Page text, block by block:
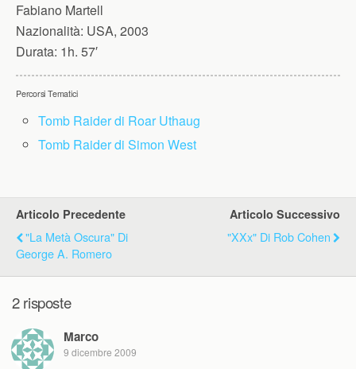
Fabiano Martell
Nazionalità: USA, 2003
Durata: 1h. 57′
Percorsi Tematici
Tomb Raider di Roar Uthaug
Tomb Raider di Simon West
Articolo Precedente
"La Metà Oscura" Di
George A. Romero
Articolo Successivo
"xXx" Di Rob Cohen
2 risposte
Marco
9 dicembre 2009